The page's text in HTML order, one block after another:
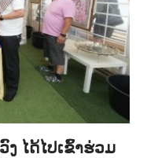
ໄດ້ໄປເຂົ້າຮ່ວມ